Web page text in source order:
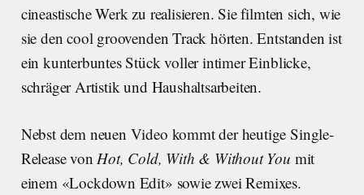
cineastische Werk zu realisieren. Sie filmten sich, wie
sie den cool groovenden Track hörten. Entstanden ist
ein kunterbuntes Stück voller intimer Einblicke,
schräger Artistik und Haushaltsarbeiten.
Nebst dem neuen Video kommt der heutige Single-
Release von Hot, Cold, With & Without You mit
einem «Lockdown Edit» sowie zwei Remixes.